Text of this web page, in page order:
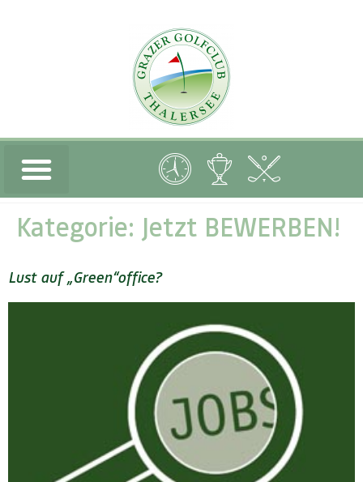
Kategorie: Jetzt BEWERBEN!
Lust auf „Green“office?